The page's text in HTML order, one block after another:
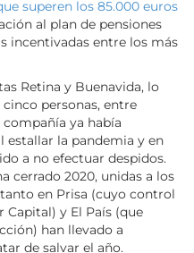
superen los 85.000 euros
al plan de pensiones
incentivadas entre los más
Retina y Buenavida, lo
personas, entre
ya había
estallar la pandemia y en
a no efectuar despidos.
cerrado 2020, unidas a los
en Prisa (cuyo control
Capital) y El País (que
han llevado a
de salvar el año.